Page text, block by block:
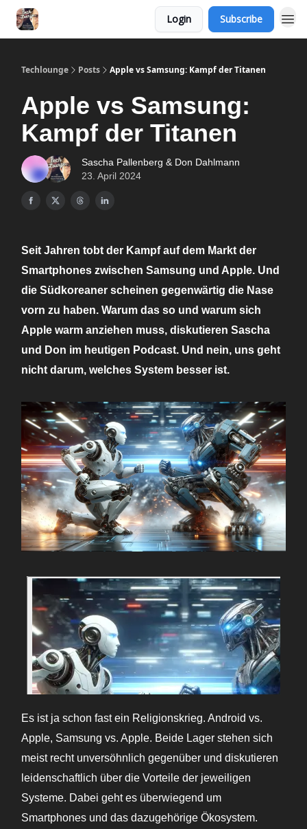
Login Subscribe
Techlounge Posts Apple vs Samsung: Kampf der Titanen
Apple vs Samsung:
Kampf der Titanen
Sascha Pallenberg & Don Dahlmann
23. April 2024
Seit Jahren tobt der Kampf auf dem Markt der
Smartphones zwischen Samsung und Apple. Und
die Südkoreaner scheinen gegenwärtig die Nase
vorn zu haben. Warum das so und warum sich
Apple warm anziehen muss, diskutieren Sascha
und Don im heutigen Podcast. Und nein, uns geht
nicht darum, welches System besser ist.
Es ist ja schon fast ein Religionskrieg. Android vs.
Apple, Samsung vs. Apple. Beide Lager stehen sich
meist recht unversöhnlich gegenüber und diskutieren
leidenschaftlich über die Vorteile der jeweiligen
Systeme. Dabei geht es überwiegend um
Smartphones und das dazugehörige Ökosystem.